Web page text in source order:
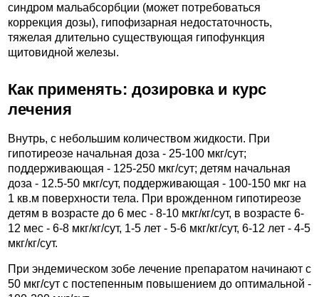
синдром мальабсорбции (может потребоваться
коррекция дозы), гипофизарная недостаточность,
тяжелая длительно существующая гипофункция
щитовидной железы.
Как применять: дозировка и курс
лечения
Внутрь, с небольшим количеством жидкости. При
гипотиреозе начальная доза - 25-100 мкг/сут;
поддерживающая - 125-250 мкг/сут; детям начальная
доза - 12.5-50 мкг/сут, поддерживающая - 100-150 мкг на
1 кв.м поверхности тела. При врожденном гипотиреозе
детям в возрасте до 6 мес - 8-10 мкг/кг/сут, в возрасте 6-
12 мес - 6-8 мкг/кг/сут, 1-5 лет - 5-6 мкг/кг/сут, 6-12 лет - 4-5
мкг/кг/сут.
При эндемическом зобе лечение препаратом начинают с
50 мкг/сут с постепенным повышением до оптимальной -